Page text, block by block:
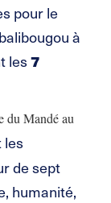
pour le
à
les7
du Mandé au
de sept
humanité,